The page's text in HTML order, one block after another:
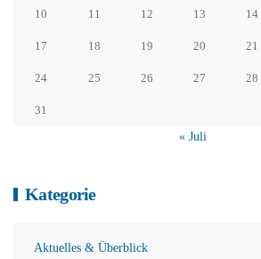
10 11 12 13 14
17 18 19 20 21
24 25 26 27 28
31
« Juli
Kategorie
Aktuelles & Überblick